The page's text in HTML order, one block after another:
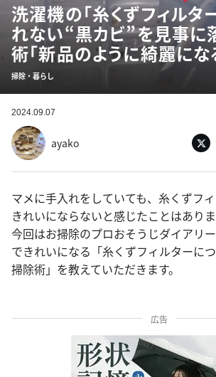
洗濯機の「糸くずフィルタ
れない“黒カビ”を見事に
術「新品のように綺麗にな
掃除・暮らし
2024.09.07
ayako
マメに手入れをしていても、糸くずフ
きれいにならないと感じたことはあり
今回はお掃除のプロおそうじダイアリ
できれいになる「糸くずフィルターに
掃除術」を教えていただきます。
広告